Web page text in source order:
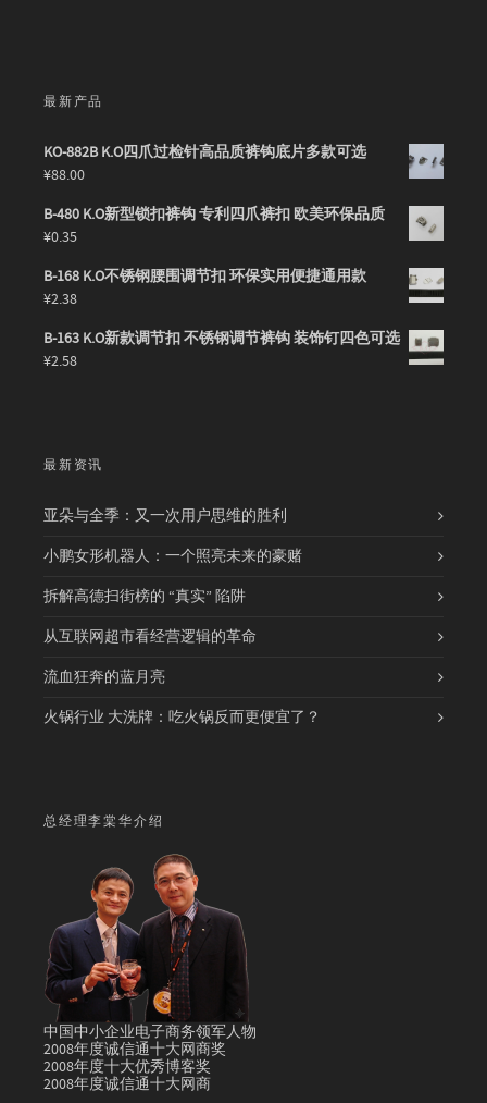
最新产品
KO-882B K.O四爪过检针高品质裤钩底片多款可选
¥88.00
B-480 K.O新型锁扣裤钩 专利四爪裤扣 欧美环保品质
¥0.35
B-168 K.O不锈钢腰围调节扣 环保实用便捷通用款
¥2.38
B-163 K.O新款调节扣 不锈钢调节裤钩 装饰钉四色可选
¥2.58
最新资讯
亚朵与全季：又一次用户思维的胜利
小鹏女形机器人：一个照亮未来的豪赌
拆解高德扫街榜的 “真实” 陷阱
从互联网超市看经营逻辑的革命
流血狂奔的蓝月亮
火锅行业 大洗牌：吃火锅反而更便宜了？
总经理李棠华介绍
中国中小企业电子商务领军人物
2008年度诚信通十大网商奖
2008年度十大优秀博客奖
2008年度诚信通十大网商